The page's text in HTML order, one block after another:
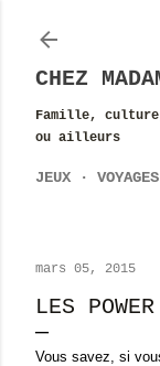
CHEZ
Famille,
ou ailleurs
JEUX VOYAGES
mars 05, 2015
LES
Vous savez, si